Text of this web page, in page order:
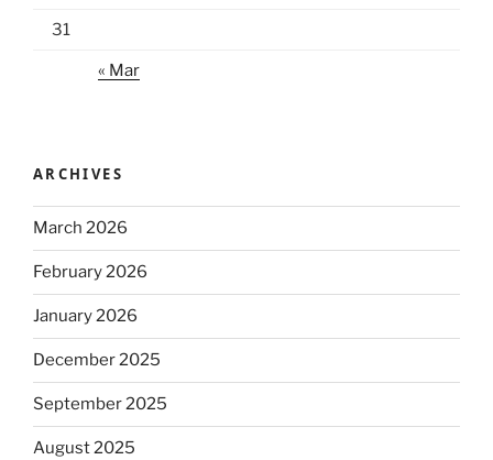
31
« Mar
ARCHIVES
March 2026
February 2026
January 2026
December 2025
September 2025
August 2025